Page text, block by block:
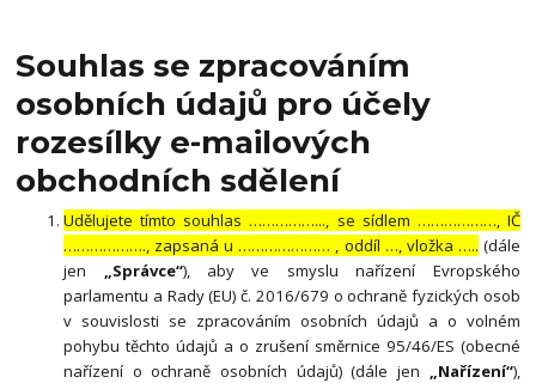
Souhlas se zpracováním
osobních údajů pro účely
rozesílky e-mailových
obchodních sdělení
Udělujete tímto souhlas ……………..., se sídlem ………………, IČ
………………., zapsaná u ………………… , oddíl …, vložka ….. (dále
jen
„Správce“), aby ve smyslu nařízení Evropského
parlamentu a Rady (EU) č. 2016/679 o ochraně fyzických osob
v souvislosti se zpracováním osobních údajů a o volném
pohybu těchto údajů a o zrušení směrnice 95/46/ES (obecné
nařízení o ochraně osobních údajů) (dále jen
„Nařízení“),